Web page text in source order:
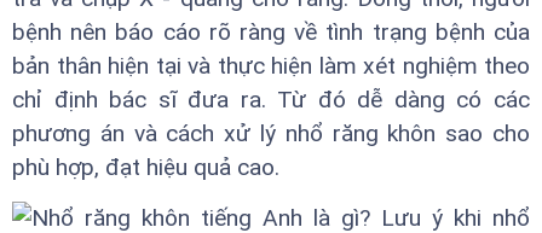
bệnh nên báo cáo rõ ràng về tình trạng bệnh của
bản thân hiện tại và thực hiện làm xét nghiệm theo
chỉ định bác sĩ đưa ra. Từ đó dễ dàng có các
phương án và cách xử lý nhổ răng khôn sao cho
phù hợp, đạt hiệu quả cao.